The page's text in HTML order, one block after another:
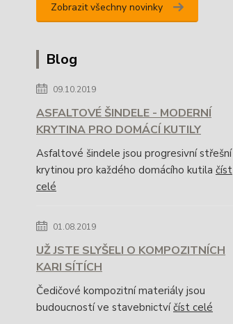
Zobrazit všechny novinky
Blog
09.10.2019
ASFALTOVÉ ŠINDELE - MODERNÍ
KRYTINA PRO DOMÁCÍ KUTILY
Asfaltové šindele jsou progresivní střešní
krytinou pro každého domácího kutila číst
celé
01.08.2019
UŽ JSTE SLYŠELI O KOMPOZITNÍCH
KARI SÍTÍCH
Čedičové kompozitní materiály jsou
budoucností ve stavebnictvíčíst celé